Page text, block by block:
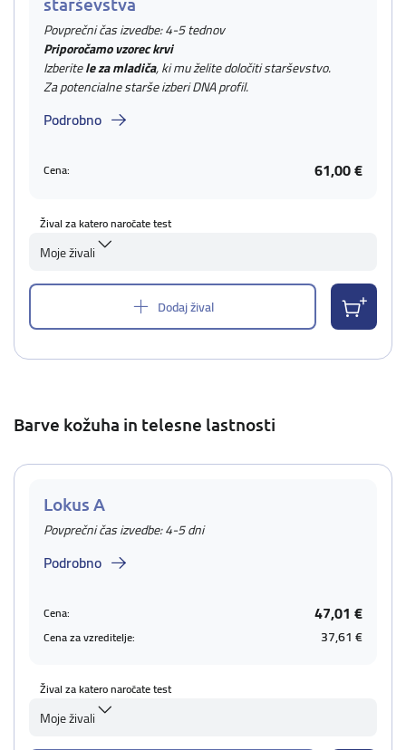
Povprečni čas izvedbe: 4-5 tednov
Priporočamo vzorec krvi
Izberitele za mladiča, ki mu želite določiti starševstvo.
Za potencialne starše izberi DNA profil.
Podrobno
Cena: 61,00 €
Žival za katero naročate test
Moje živali
Dodaj žival
Barve kožuha in telesne lastnosti
Lokus A
Povprečni čas izvedbe: 4-5 dni
Podrobno
Cena: 47,01 €
Cena za vzreditelje: 37,61 €
Žival za katero naročate test
Moje živali